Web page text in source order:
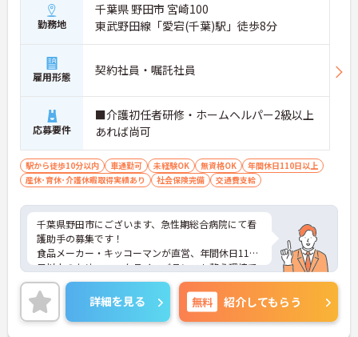
勤務地
千葉県 野田市 宮崎100
東武野田線「愛宕(千葉)駅」徒歩8分
雇用形態 契約社員・嘱託社員
応募要件
■介護初任者研修・ホームヘルパー2級以上
あれば尚可
駅から徒歩10分以内 車通勤可 未経験OK 無資格OK
年間休日110日以上
産休･育休･介護休暇取得実績あり
社会保険完備 交通費支給
千葉県野田市にございます、急性期総合病院にて看
護助手の募集です！
食品メーカー・キッコーマンが直営、年間休日110
日以上のため、ワークライフバランスも整う環境で
す。
ご興味のある方は、マイナビ介護職までお問い合わ
せください。
詳細を見る 無料 紹介してもらう